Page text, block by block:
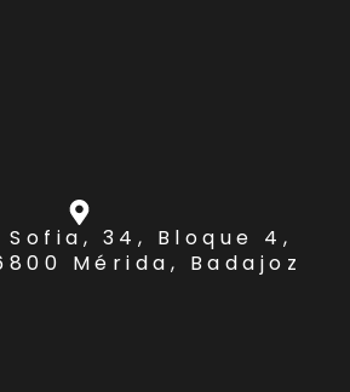
Sofia, 34, Bloque 4,
Mérida, Badajoz